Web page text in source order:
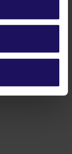
znajdziesz